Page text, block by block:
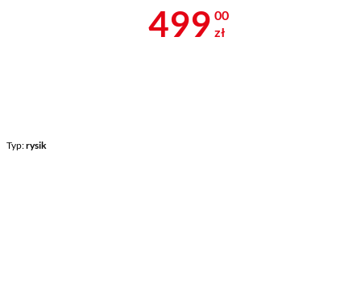
Typ rysik
Cena 499 zł
499 00
zł